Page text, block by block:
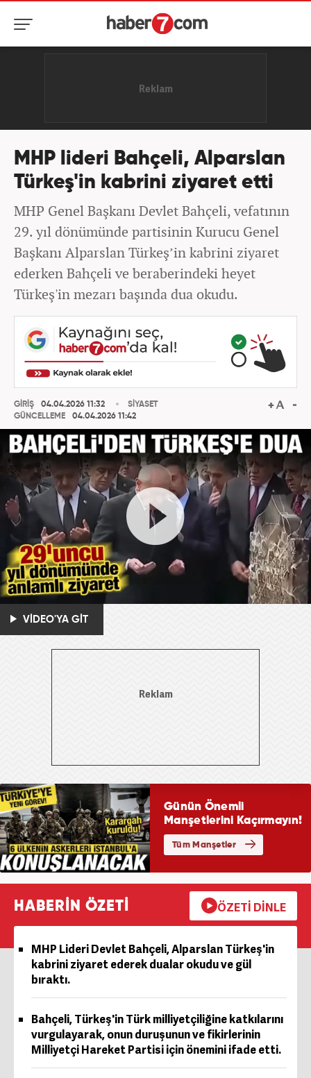
MHP lideri Bahçeli, Alparslan
Türkeş'in kabrini ziyaret etti
MHP Genel Başkanı Devlet Bahçeli, vefatının
29. yıl dönümünde partisinin Kurucu Genel
Başkanı Alparslan Türkeş’in kabrini ziyaret
ederken Bahçeli ve beraberindeki heyet
Türkeş'in mezarı başında dua okudu.
GİRİŞ
04.04.2026 11:32
GÜNCELLEME
04.04.2026 11:42
SİYASET
VİDEO'YA GİT
HABERİN ÖZETİ ÖZETİ DİNLE
MHP Lideri Devlet Bahçeli, Alparslan Türkeş'in
kabrini ziyaret ederek dualar okudu ve gül
bıraktı.
Bahçeli, Türkeş'in Türk milliyetçiliğine katkılarını
vurgulayarak, onun duruşunun ve fikirlerinin
Milliyetçi Hareket Partisi için önemini ifade etti.